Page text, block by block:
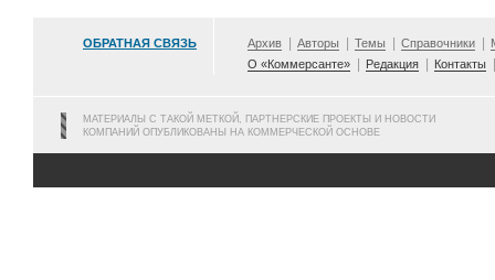
ОБРАТНАЯ СВЯЗЬ Архив Авторы Темы Справочники
О «Коммерсанте»
Редакция Контакты
МАТЕРИАЛЫ С ТАКОЙ МЕТКОЙ, ПАРТНЕРСКИЕ ПРОЕКТЫ И НОВОСТИ
КОМПАНИЙ ОПУБЛИКОВАНЫ НА КОММЕРЧЕСКОЙ ОСНОВЕ